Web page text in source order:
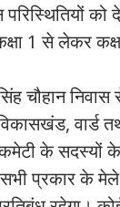
परिस्थितियों
1 से लेकर
चौहान
वार्ड
के सदस्यों के
प्रकार के मेले